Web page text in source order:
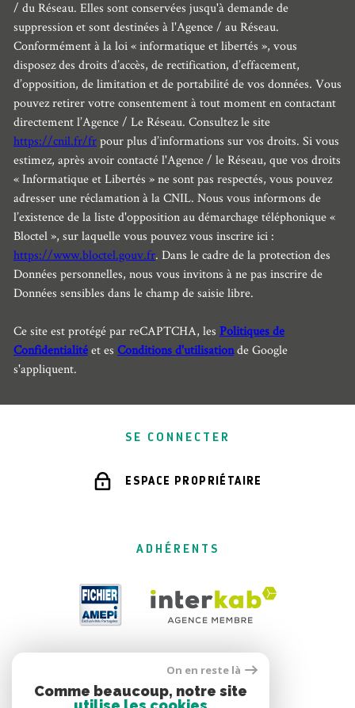
/ du Réseau. Elles sont conservées jusqu'à demande de
suppression et sont destinées à l'Agence / au Réseau.
Conformément à la loi « informatique et libertés », vous
disposez des droits d’accès, de rectification, d’effacement,
d’opposition, de limitation et de portabilité de vos données. Vous
pouvez retirer votre consentement à tout moment en contactant
directement l’Agence / Le Réseau. Consultez le site
https://cnil.fr/frpour plus d’informations sur vos droits. Si vous
estimez, après avoir contacté l'Agence / le Réseau, que vos droits
« Informatique et Libertés » ne sont pas respectés, vous pouvez
adresser une réclamation à la CNIL. Nous vous informons de
l’existence de la liste d'opposition au démarchage téléphonique «
Bloctel », sur laquelle vous pouvez vous inscrire ici :
https://www.bloctel.gouv.fr. Dans le cadre de la protection des
Données personnelles, nous vous invitons à ne pas inscrire de
Données sensibles dans le champ de saisie libre.
Ce site est protégé par reCAPTCHA, les Politiques de
Confidentialitéet es Conditions d'utilisationde Google
s'appliquent.
SE CONNECTER
ESPACE PROPRIÉTAIRE
ADHÉRENTS
On en reste là
Comme beaucoup, notre site